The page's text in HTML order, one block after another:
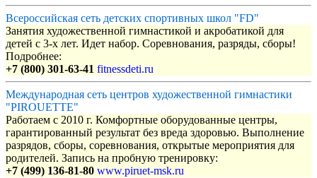
Всероссийская сеть детских спортивных школ "FD"
Занятия художественной гимнастикой и акробатикой для
детей с 3-х лет. Идет набор. Соревнования, разряды, сборы!
Подробнее:
+7 (800) 301-63-41 fitnessdeti.ru
Международная сеть центров художественной гимнастики
"PIROUETTE"
Работаем с 2010 г. Комфортные оборудованные центры,
гарантированный результат без вреда здоровью. Выполнение
разрядов, сборы, соревнования, открытые мероприятия для
родителей. Запись на пробную тренировку:
+7 (499) 136-81-80 www.piruet-msk.ru